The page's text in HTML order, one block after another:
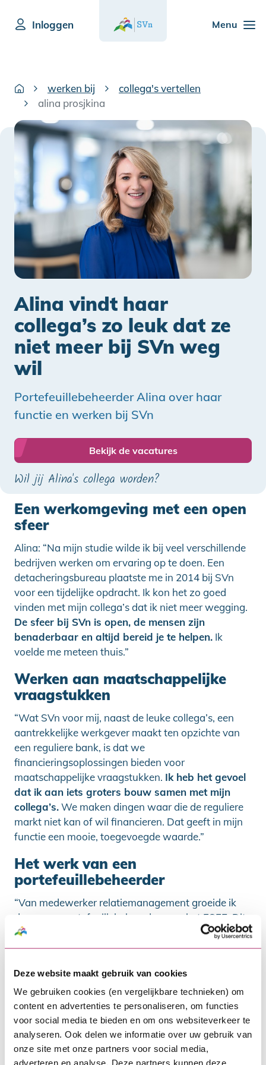
Deze website maakt gebruik van cookies
We gebruiken cookies (en vergelijkbare technieken) om
content en advertenties te personaliseren, om functies
voor social media te bieden en om ons websiteverkeer te
analyseren. Ook delen we informatie over uw gebruik van
onze site met onze partners voor social media,
Menu
Inloggen
werken bij
collega's vertellen
alina prosjkina
Alina vindt haar
collega’s zo leuk dat ze
niet meer bij SVn weg
wil
Portefeuillebeheerder Alina over haar
functie en werken bij SVn
Bekijk de vacatures
Wil jij Alina's collega worden?
Een werkomgeving met een open
sfeer
Alina: “Na mijn studie wilde ik bij veel verschillende
bedrijven werken om ervaring op te doen. Een
detacheringsbureau plaatste me in 2014 bij SVn
voor een tijdelijke opdracht. Ik kon het zo goed
vinden met mijn collega’s dat ik niet meer wegging.
De sfeer bij SVn is open, de mensen zijn
benaderbaar en altijd bereid je te helpen. Ik
voelde me meteen thuis.”
Werken aan maatschappelijke
vraagstukken
“Wat SVn voor mij, naast de leuke collega’s, een
aantrekkelijke werkgever maakt ten opzichte van
een reguliere bank, is dat we
financieringsoplossingen bieden voor
maatschappelijke vraagstukken. Ik heb het gevoel
dat ik aan iets groters bouw samen met mijn
collega’s.We maken dingen waar die de reguliere
markt niet kan of wil financieren. Dat geeft in mijn
functie een mooie, toegevoegde waarde.”
Het werk van een
portefeuillebeheerder
“Van medewerker relatiemanagement groeide ik
door naar portefeuillebeheerder voor het FSFE. Dit
fonds verstrekt zakelijke leningen aan duurzame
projecten in de provincie Friesland. Bijvoorbeeld
Of laadpalen op het parkeerterrein van een bedrijf.
Ik ben het aanspreekpunt voor de leningnemer,
zorg dat declaraties uitbetaald worden en houd de
betaling van rente en aflossing in de gaten.Contact
met klanten vind ik altijd leuk, want ik spreek met
zowel grote bedrijven als eenmanszaken.